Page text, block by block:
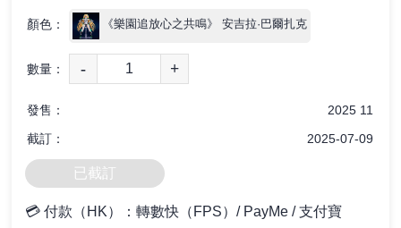
顏色： 《樂園追放心之共鳴》 安吉拉·巴爾扎克
數量： - +
發售：
2025 11
截訂：
2025-07-09
已截訂
💳 付款（HK）：轉數快（FPS）/ PayMe / 支付寶